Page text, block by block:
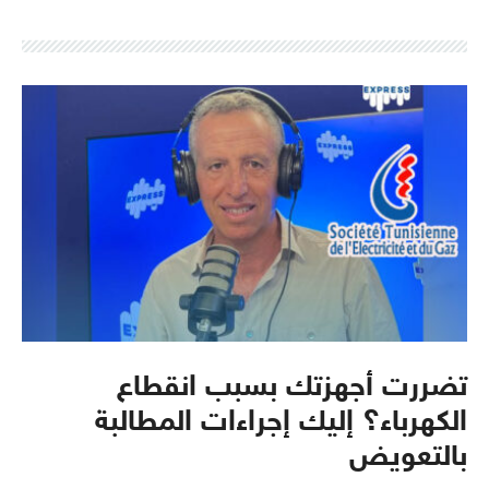
تضررت أجهزتك بسبب انقطاع
الكهرباء؟ إليك إجراءات المطالبة
بالتعويض